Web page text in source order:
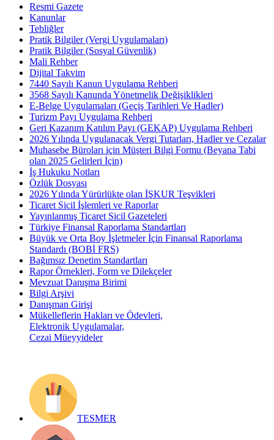
Resmi Gazete
Kanunlar
Tebliğler
Pratik Bilgiler (Vergi Uygulamaları)
Pratik Bilgiler (Sosyal Güvenlik)
Mali Rehber
Dijital Takvim
7440 Sayılı Kanun Uygulama Rehberi
3568 Sayılı Kanunda Yönetmelik Değişiklikleri
E-Belge Uygulamaları (Geçiş Tarihleri Ve Hadler)
Turizm Payı Uygulama Rehberi
Geri Kazanım Katılım Payı (GEKAP) Uygulama Rehberi
2026 Yılında Uygulanacak Vergi Tutarları, Hadler ve Cezalar
Muhasebe Büroları için Müşteri Bilgi Formu (Beyana Tabi
olan 2025 Gelirleri İçin)
İş Hukuku Notları
Özlük Dosyası
2026 Yılında Yürürlükte olan İŞKUR Teşvikleri
Ticaret Sicil İşlemleri ve Raporlar
Yayınlanmış Ticaret Sicil Gazeteleri
Türkiye Finansal Raporlama Standartları
Büyük ve Orta Boy İşletmeler İçin Finansal Raporlama
Standardı (BOBİ FRS)
Bağımsız Denetim Standartları
Rapor Örnekleri, Form ve Dilekçeler
Mevzuat Danışma Birimi
Bilgi Arşivi
Danışman Girişi
Mükelleflerin Hakları ve Ödevleri,
Elektronik Uygulamalar,
Cezai Müeyyideler
TESMER